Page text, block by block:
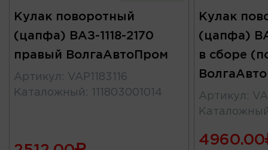
Кулак поворотный
(цапфа) ВАЗ-1118-2170
правый ВолгаАвтоПром
Артикул : VAP1183116
Каталожный : 111803001014
Кулак
(цапфа)
в сборе
Артикул :
4960.00